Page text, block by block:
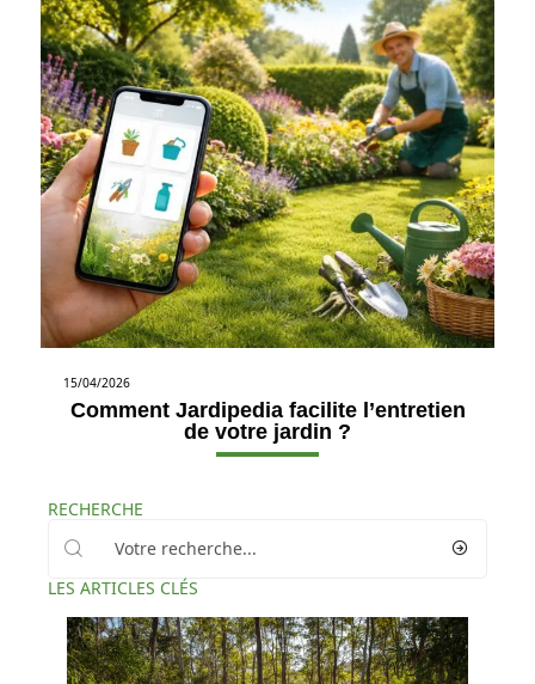
15/04/2026
Comment Jardipedia facilite l’entretien
de votre jardin ?
RECHERCHE
LES ARTICLES CLÉS